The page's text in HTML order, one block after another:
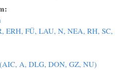
ERH, FÜ, LAU, N, NEA, RH, SC,
A, DLG, DON, GZ, NU)